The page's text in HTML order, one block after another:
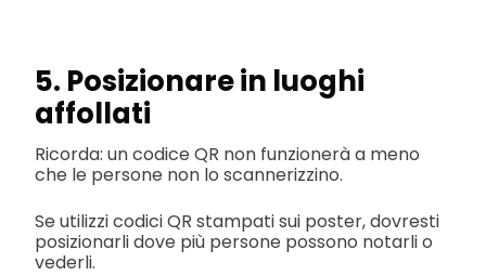
5. Posizionare in luoghi
affollati
Ricorda: un codice QR non funzionerà a meno
che le persone non lo scannerizzino.
Se utilizzi codici QR stampati sui poster, dovresti
posizionarli dove più persone possono notarli o
vederli.